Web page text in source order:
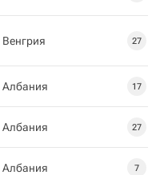
Венгрия 27
Албания 17
Албания 27
Албания 7